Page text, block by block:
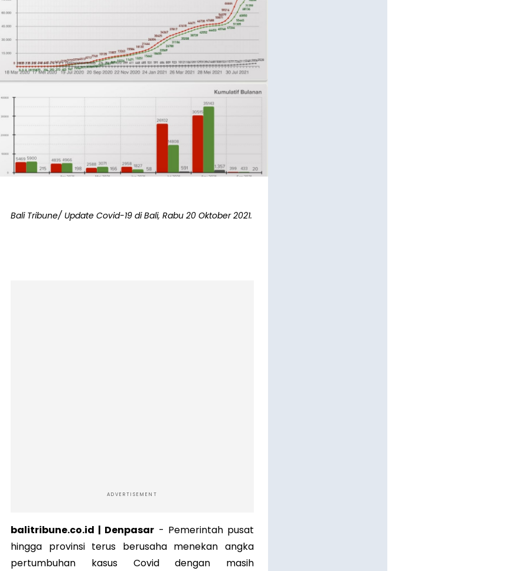
Bali Tribune/ Update Covid-19 di Bali, Rabu 20 Oktober 2021.
ADVERTISEMENT
balitribune.co.id | Denpasar - Pemerintah pusat
hingga provinsi terus berusaha menekan angka
pertumbuhan kasus Covid dengan masih